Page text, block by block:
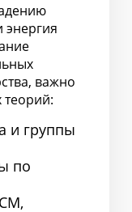
энергия
важно
теорий:
и группы
по